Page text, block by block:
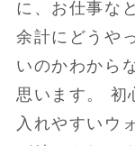
に、お仕事な
余計にどうや
いのかわから
思います。 初
入れやすいウ